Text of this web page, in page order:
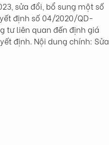
sửa đổi, bổ sung một số
định số 04/2020/QD-
tư liên quan đến định giá
định. Nội dung chính: Sửa